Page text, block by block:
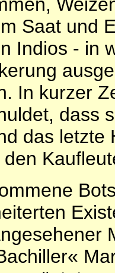
Saat und
Indios ‑ in
In kurzer
dass
das letzte
den